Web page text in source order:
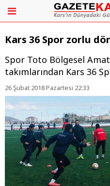
Kars 36 Spor zorlu
Spor Toto Bölgesel
takımlarından Kars 36
26 Şubat 2018 Pazartesi 22:33